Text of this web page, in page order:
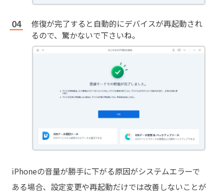
修復が完了すると自動的にデバイスが再起動され
るので、驚かないで下さいね。
iPhoneの音量が勝手に下がる原因がシステムエラーで
ある場合、設定変更や再起動だけでは改善しないことが